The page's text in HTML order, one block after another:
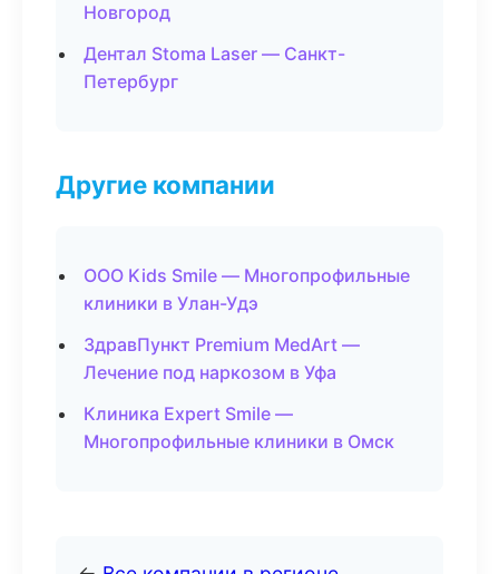
Новгород
Дентал Stoma Laser — Санкт-
Петербург
Другие компании
ООО Kids Smile — Многопрофильные
клиники в Улан-Удэ
ЗдравПункт Premium MedArt —
Лечение под наркозом в Уфа
Клиника Expert Smile —
Многопрофильные клиники в Омск